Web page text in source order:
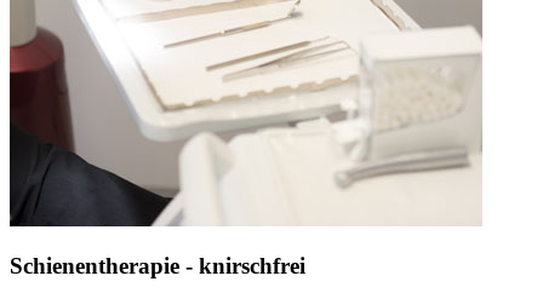
Schienentherapie - knirschfrei